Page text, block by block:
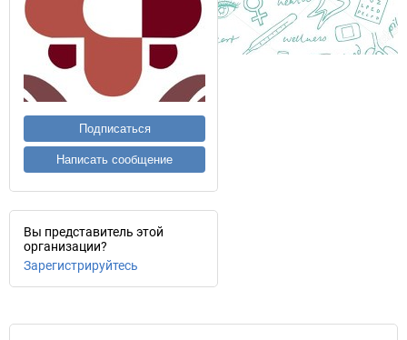
Подписаться
Написать сообщение
Вы представитель этой
организации?
Зарегистрируйтесь